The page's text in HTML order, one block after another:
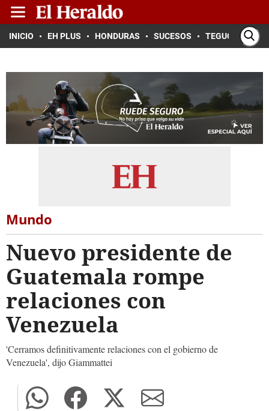
INICIO EH PLUS HONDURAS SUCESOS TEGUCIGALPA
Mundo
Nuevo presidente de
Guatemala rompe
relaciones con
Venezuela
'Cerramos definitivamente relaciones con el gobierno de
Venezuela', dijo Giammattei